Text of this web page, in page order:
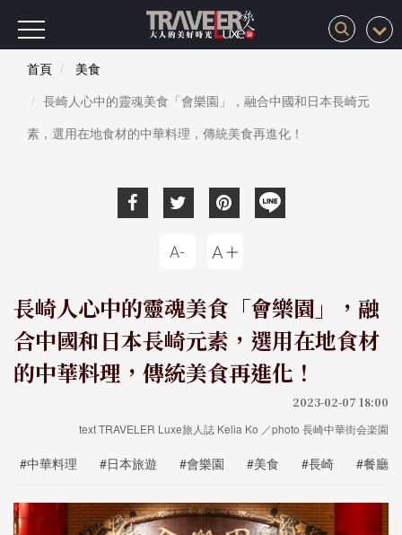
首頁
美食
長崎人心中的靈魂美食「會樂園」，融合中國和日本長崎元
素，選用在地食材的中華料理，傳統美食再進化！
長崎人心中的靈魂美食「會樂園」，融
合中國和日本長崎元素，選用在地食材
的中華料理，傳統美食再進化！
2023-02-07 18:00
text TRAVELER Luxe旅人誌 Kelia Ko ／photo 長崎中華街会楽園
#中華料理 #日本旅遊 #會樂園 #美食 #長崎 #餐廳